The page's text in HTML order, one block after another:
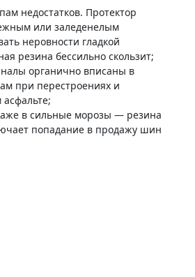
недостатков. Протектор
или заледенелым
неровности гладкой
резина бессильно скользит;
органично вписаны в
при перестроениях и
в сильные морозы — резина
попадание в продажу шин